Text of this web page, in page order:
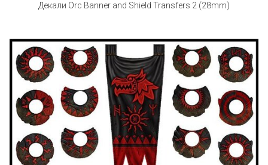
Декали Orc Banner and Shield Transfers 2 (28mm)